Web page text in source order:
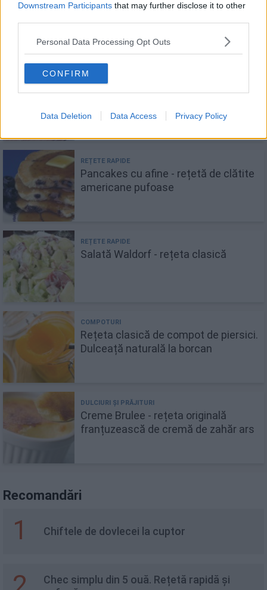
Downstream Participants that may further disclose it to other
Personal Data Processing Opt Outs
CONFIRM
Data Deletion Data Access Privacy Policy
Clătite fără lapte. Cum le faci
pufoase
Compot de pere - rețeta clasică cu o
Pancakes cu afine - rețetă de clătite
americane pufoase
Salată Waldorf - rețeta clasică
Rețeta clasică de compot de piersici.
Dulceață naturală la borcan
Creme Brulee - rețeta originală
franțuzească de cremă de zahăr ars
Recomandări
1 Chiftele de dovlecei la cuptor
Chec simplu din 5 ouă. Rețetă rapidă și